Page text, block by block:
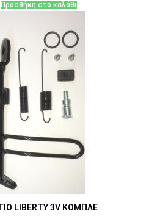
Προσθήκη στο καλάθι
LIBERTY 3V ΚΟΜΠΛΕ